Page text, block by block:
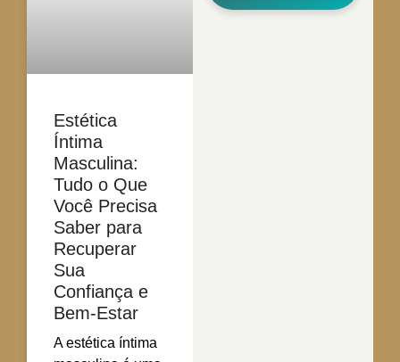
Estética
Íntima
Masculina:
Tudo o Que
Você Precisa
Saber para
Recuperar
Sua
Confiança e
Bem-Estar
A estética íntima